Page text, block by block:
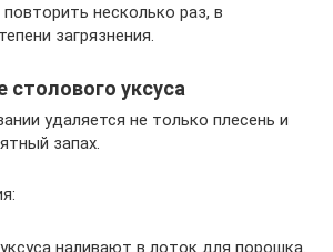
несколько раз, в
загрязнения.
столового уксуса
удаляется не только плесень и
запах.
наливают в лоток для порошка.